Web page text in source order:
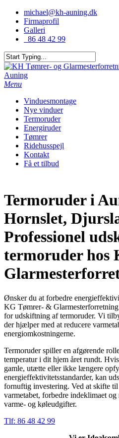
michael@kh-auning.dk
Firmaprofil
Galleri
86 48 42 99
Menu
Vinduesmontage
Nye vinduer
Termoruder
Energiruder
Tømrer
Ridehusspejl
Kontakt
Få et tilbud
Termoruder i
Hornslet,
Professionel
termoruder hos
Ønsker du at forbedre
KG Tømrer- &
for udskiftning af termoruder. Vi
der hjælper med at reducere
energiomkostningerne.
Termoruder spiller en afgørende
temperatur i dit hjem året rundt.
gamle, utætte eller ikke længere
energieffektivitetsstandarder, kan
fornuftig investering. Ved at skifte
varmetabet, forbedre indeklimaet
varme- og køleudgifter.
Tlf: 86 48 42 99